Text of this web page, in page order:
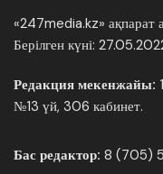
«247media.kz»
Берілген күні:
Редакция мекенжайы:
№13 үй, 306 кабинет.
Бас редактор: 8 (705)